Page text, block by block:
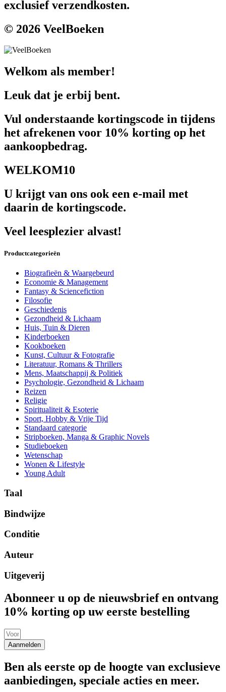
exclusief verzendkosten.
© 2026 VeelBoeken
Welkom als member!
Leuk dat je erbij bent.
Vul onderstaande kortingscode in tijdens
het afrekenen voor 10% korting op het
aankoopbedrag.
WELKOM10
U krijgt van ons ook een e-mail met
daarin de kortingscode.
Veel leesplezier alvast!
Productcategorieën
Biografieën & Waargebeurd
Economie & Management
Fantasy & Sciencefiction
Filosofie
Geschiedenis
Gezondheid & Lichaam
Huis, Tuin & Dieren
Kinderboeken
Kookboeken
Kunst, Cultuur & Fotografie
Literatuur, Romans & Thrillers
Mens, Maatschappij & Politiek
Psychologie, Gezondheid & Lichaam
Reizen
Religie
Spiritualiteit & Esoterie
Sport, Hobby & Vrije Tijd
Standaard categorie
Stripboeken, Manga & Graphic Novels
Studieboeken
Wetenschap
Wonen & Lifestyle
Young Adult
Taal
Bindwijze
Conditie
Auteur
Uitgeverij
Abonneer u op de nieuwsbrief en ontvang
10% korting op uw eerste bestelling
Aanmelden
Ben als eerste op de hoogte van exclusieve
aanbiedingen, speciale acties en meer.